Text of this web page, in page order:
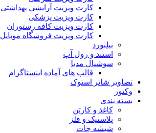
کارت ویزیت آرایشی بهداشتی
کارت ویزیت پزشکی
کارت ویزیت کافه رستوران
کارت ویزیت فروشگاه موبایل
بیلبورد
استند و رول آپ
سوشیال مدیا
قالب های آماده اینستاگرام
تصاویر شاتر استوک
وکتور
بسته بندی
کاغذ و کارتن
پلاستیک و فلز
شیشه جات